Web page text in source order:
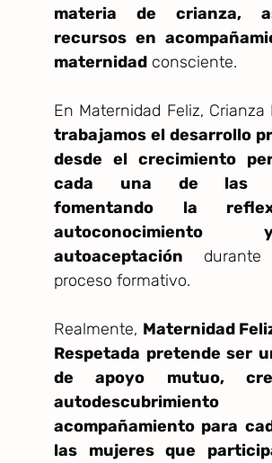
materia de crianza,
recursos en
maternidad consciente.
En Maternidad Feliz, Crianza
trabajamos el desarrollo
desde el crecimiento
cada una de las
fomentando la
autoaceptación
proceso formativo.
Realmente, Maternidad
Respetada pretende ser
de apoyo mutuo,
acompañamiento para
las mujeres que